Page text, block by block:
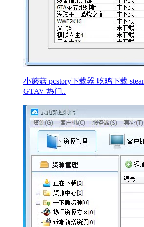
小蘑菇 pcstory下载器 吃鸡下载
GTAV 热门..